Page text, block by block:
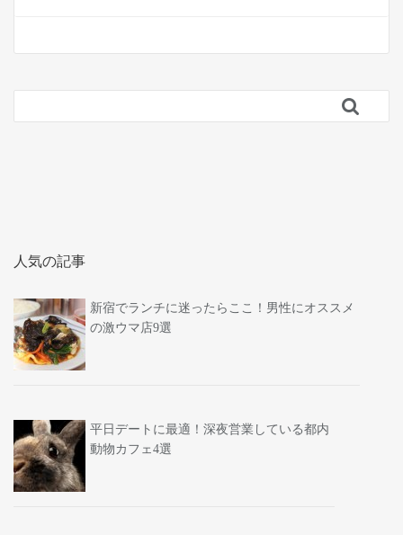

人気の記事
新宿でランチに迷ったらここ！男性にオススメ
の激ウマ店9選
平日デートに最適！深夜営業している都内
動物カフェ4選